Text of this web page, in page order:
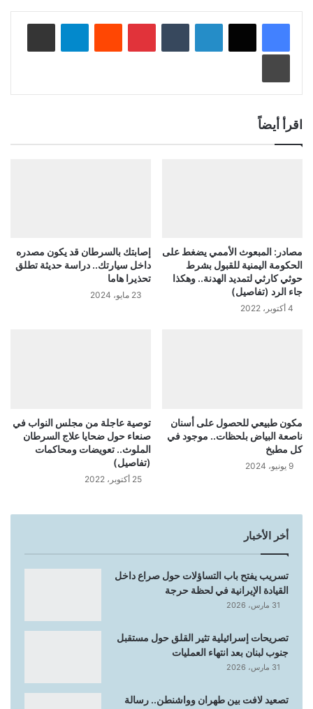
لينكدإن بينتيريست
اقرأ أيضاً
مصادر: المبعوث الأممي يضغط على
الحكومة اليمنية للقبول بشرط
حوثي كارثي لتمديد الهدنة.. وهكذا
جاء الرد (تفاصيل)
4 أكتوبر، 2022
إصابتك بالسرطان قد يكون مصدره
داخل سيارتك.. دراسة حديثة تطلق
تحذيرا هاما
23 مايو، 2024
مكون طبيعي للحصول على أسنان
ناصعة البياض بلحظات.. موجود في
كل مطبخ
9 يونيو، 2024
توصية عاجلة من مجلس النواب في
صنعاء حول ضحايا علاج السرطان
الملوث.. تعويضات ومحاكمات
(تفاصيل)
25 أكتوبر، 2022
أخر الأخبار
تسريب يفتح باب التساؤلات حول صراع داخل
القيادة الإيرانية في لحظة حرجة
31 مارس، 2026
تصريحات إسرائيلية تثير القلق حول مستقبل
جنوب لبنان بعد انتهاء العمليات
31 مارس، 2026
تصعيد لافت بين طهران وواشنطن.. رسالة